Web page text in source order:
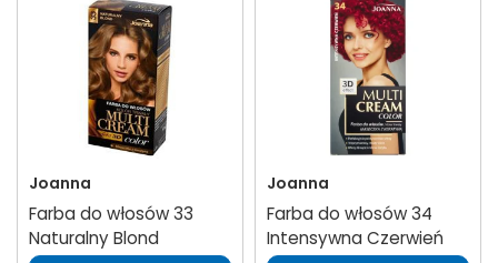
Joanna
Farba do włosów 33
Naturalny Blond
Joanna
Farba do włosów 34
Intensywna Czerwień